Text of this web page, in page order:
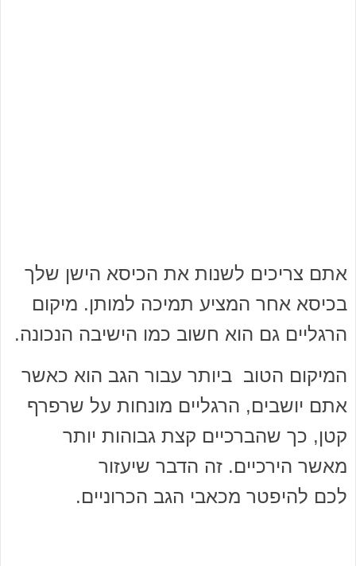
אתם צריכים לשנות את הכיסא הישן שלך
בכיסא אחר המציע תמיכה למותן. מיקום
הרגליים גם הוא חשוב כמו הישיבה הנכונה.
המיקום הטוב ביותר עבור הגב הוא כאשר
אתם יושבים, הרגליים מונחות על שרפרף
קטן, כך שהברכיים קצת גבוהות יותר
מאשר הירכיים. זה הדבר שיעזור
לכם להיפטר מכאבי הגב הכרוניים.